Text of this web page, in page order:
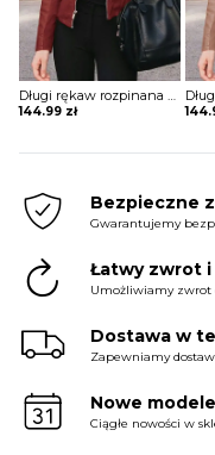
Długi rękaw rozpinana stójka skóra skórzana ekologiczna taliowana talia prosta jesień ramoneska kurtka Lakeisha
144.99 zł
Bezpieczne
Gwarantujemy
Łatwy zwrot i
Umożliwiamy
Dostawa w
Zapewniamy
Nowe modele
Ciągłe nowości w